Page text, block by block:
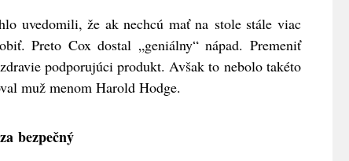
uvedomili, že ak nechcú mať na stole stále viac
Preto Cox dostal „geniálny“ nápad. Premeniť
podporujúci produkt. Avšak to nebolo takéto
muž menom Harold Hodge.
bezpečný